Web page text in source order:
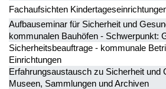
Fachaufsichten
Aufbauseminar für Sicherheit und
kommunalen Bauhöfen - Schwerpunkt:
Sicherheitsbeauftrage - kommunale
Einrichtungen
Erfahrungsaustausch zu Sicherheit und
Museen, Sammlungen und Archiven